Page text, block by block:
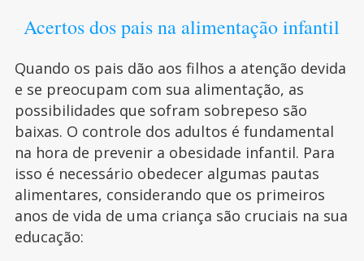
Acertos dos pais na alimentação infantil
Quando os pais dão aos filhos a atenção devida
e se preocupam com sua alimentação, as
possibilidades que sofram sobrepeso são
baixas. O controle dos adultos é fundamental
na hora de prevenir a obesidade infantil. Para
isso é necessário obedecer algumas pautas
alimentares, considerando que os primeiros
anos de vida de uma criança são cruciais na sua
educação: